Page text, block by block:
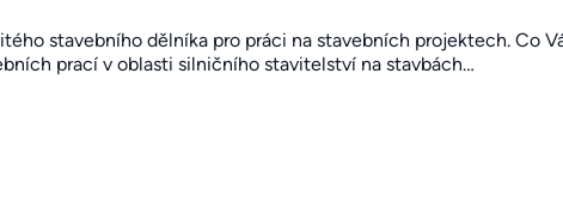
stavebního dělníka pro práci na stavebních projektech. Co
prací v oblasti silničního stavitelství na stavbách…